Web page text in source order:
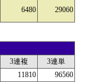
6480 29060
3連複
3連単
11810
96560